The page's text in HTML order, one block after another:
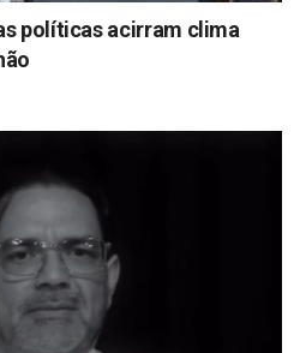
políticas acirram clima